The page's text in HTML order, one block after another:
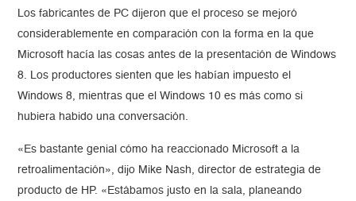
Los fabricantes de PC dijeron que el proceso se mejoró
considerablemente en comparación con la forma en la que
Microsoft hacía las cosas antes de la presentación de Windows
8. Los productores sienten que les habían impuesto el
Windows 8, mientras que el Windows 10 es más como si
hubiera habido una conversación.
«Es bastante genial cómo ha reaccionado Microsoft a la
retroalimentación», dijo Mike Nash, director de estrategia de
producto de HP. «Estábamos justo en la sala, planeando